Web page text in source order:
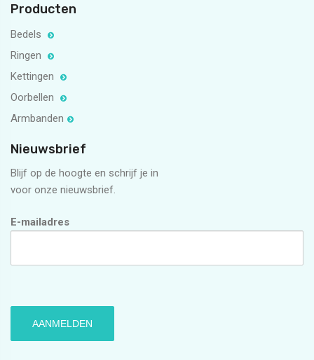
Producten
Bedels
Ringen
Kettingen
Oorbellen
Armbanden
Nieuwsbrief
Blijf op de hoogte en schrijf je in
voor onze nieuwsbrief.
E-mailadres